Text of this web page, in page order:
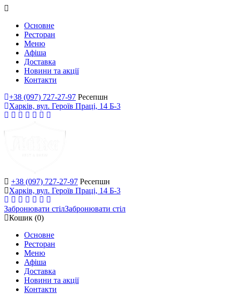
Основне
Ресторан
Меню
Афіша
Доставка
Новини та акції
Контакти
+38 (097) 727-27-97 Ресепшн
Харків, вул. Героїв Праці, 14 Б-3
+38 (097) 727-27-97 Ресепшн
Харків, вул. Героїв Праці, 14 Б-3
Забронювати стілЗабронювати стіл
Кошик (0)
Основне
Ресторан
Меню
Афіша
Доставка
Новини та акції
Контакти